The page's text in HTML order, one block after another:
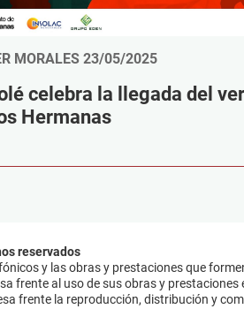
MORALES 23/05/2025
celebra la llegada del
Hermanas
reservados
y las obras y prestaciones que
frente al uso de sus obras y
frente la reproducción, distribución y